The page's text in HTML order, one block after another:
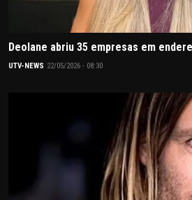
Deolane abriu 35 empresas em
UTV-NEWS 22/05/2026 - 08:30